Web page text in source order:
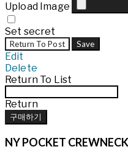
Upload Image
Set secret
Return To Post Save
Edit
Delete
Return To List
Return
구매하기
NY POCKET